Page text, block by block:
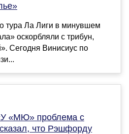
тура Ла Лиги в минувшем
оскорбляли с трибун,
Сегодня Винисиус по
«МЮ» проблема с
что Рэшфорду